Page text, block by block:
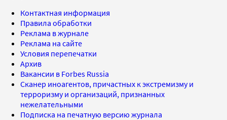
Контактная информация
Правила обработки
Реклама в журнале
Реклама на сайте
Условия перепечатки
Архив
Вакансии в Forbes Russia
Сканер иноагентов, причастных к экстремизму и
терроризму и организаций, признанных
нежелательными
Подписка на печатную версию журнала